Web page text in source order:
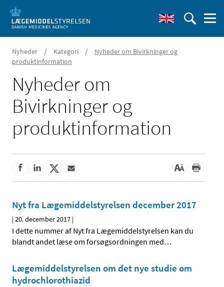
Nyheder / Kategori /
Nyheder om Bivirkninger og
produktinformation
Nyheder om
Bivirkninger og
produktinformation
Nyt fra Lægemiddelstyrelsen december 2017
|20. december 2017 |
I dette nummer af Nyt fra Lægemiddelstyrelsen kan du
blandt andet læse om forsøgsordningen med…
Lægemiddelstyrelsen om det nye studie om
hydrochlorothiazid